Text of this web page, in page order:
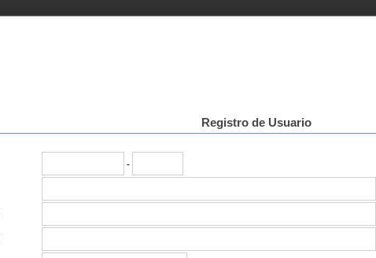
Registro de Usuario
-